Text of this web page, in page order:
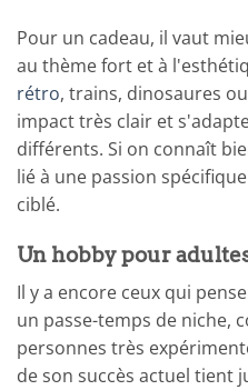
Pour un cadeau, il vaut
au thème fort et à
rétro, trains, dinosaures
impact très clair et
différents. Si on connaît
lié à une passion
ciblé.
Un hobby pour
Il y a encore ceux qui
un passe-temps de niche,
personnes très
de son succès actuel tient